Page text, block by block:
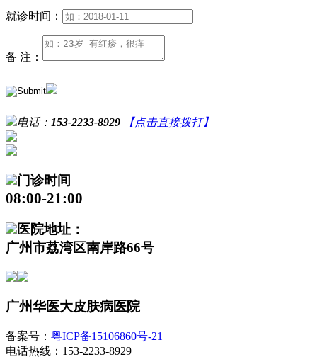
就诊时间：
备 注：
电话： 153-2233-8929 【点击直接拨打】
门诊时间
08:00-21:00
医院地址：
广州市荔湾区南岸路66号
广州华医大皮肤病医院
备案号： 粤ICP备15106860号-21
电话热线：153-2233-8929